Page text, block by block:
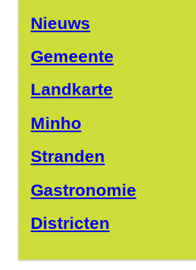
Nieuws
Gemeente
Landkarte
Minho
Stranden
Gastronomie
Districten